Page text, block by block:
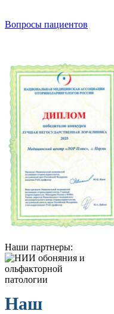
Вопросы пациентов
Наши партнеры:
Наш